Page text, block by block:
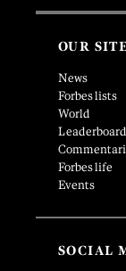
OUR
News
Forbes lists
World
Leaderboard
Forbes life
Events
SOCIAL